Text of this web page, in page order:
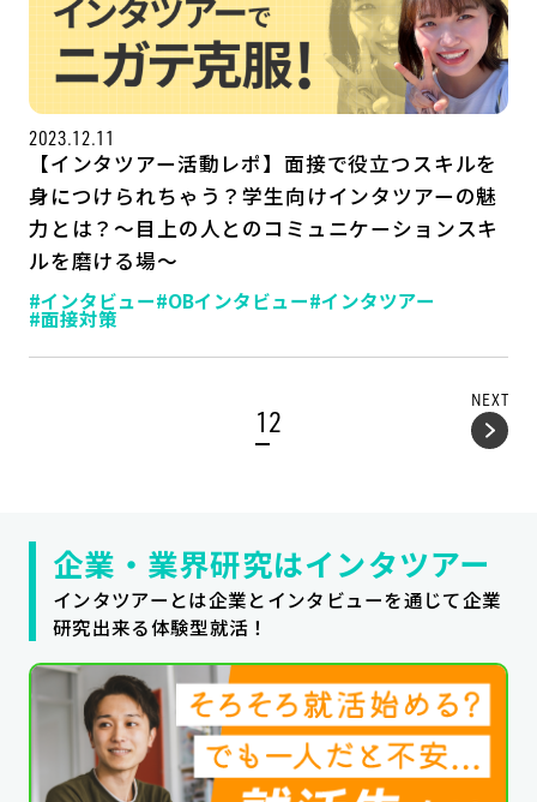
2023.12.11
【インタツアー活動レポ】面接で役立つスキルを
身につけられちゃう？学生向けインタツアーの魅
力とは？～目上の人とのコミュニケーションスキ
ルを磨ける場～
#インタビュー#OBインタビュー#インタツアー
#面接対策
12
NEXT
企業・業界研究はインタツアー
インタツアーとは企業とインタビューを通じて企業
研究出来る体験型就活！